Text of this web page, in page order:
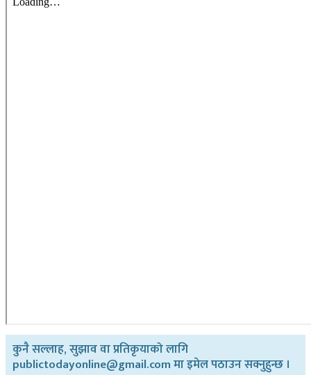
कुनै सल्लाह, सुझाव वा प्रतिकृयाको लागि
publictodayonline@gmail.com मा इमेल पठाउन सक्नुहुन्छ ।